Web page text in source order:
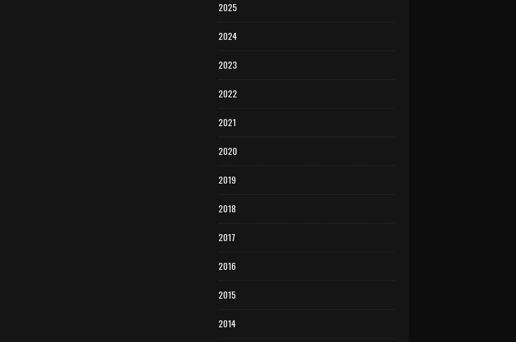
2025
2024
2023
2022
2021
2020
2019
2018
2017
2016
2015
2014